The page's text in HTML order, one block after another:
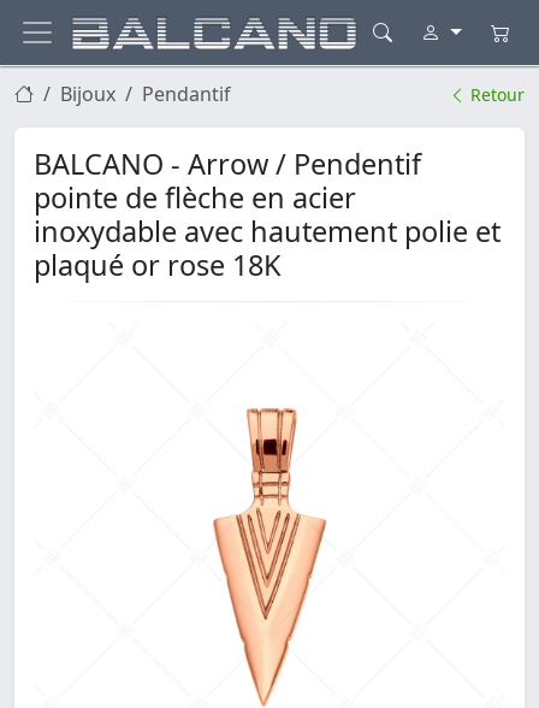
Bijoux Pendantif Retour
BALCANO - Arrow / Pendentif
pointe de flèche en acier
inoxydable avec hautement polie et
plaqué or rose 18K